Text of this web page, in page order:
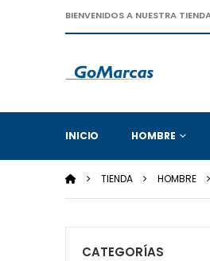
BIENVENIDOS A NUESTRA
INICIO HOMBRE
TIENDA HOMBRE
CATEGORÍAS